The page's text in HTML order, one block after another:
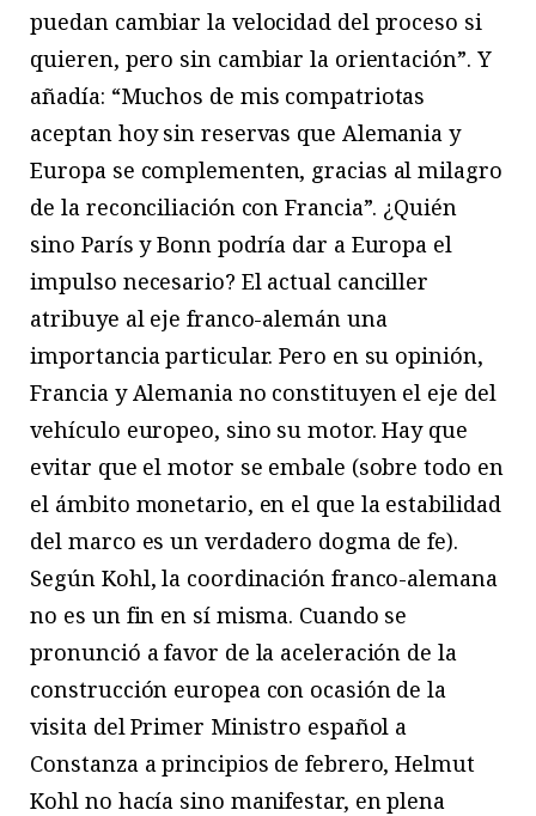
puedan cambiar la velocidad del proceso si
quieren, pero sin cambiar la orientación”. Y
añadía: “Muchos de mis compatriotas
aceptan hoy sin reservas que Alemania y
Europa se complementen, gracias al milagro
de la reconciliación con Francia”. ¿Quién
sino París y Bonn podría dar a Europa el
impulso necesario? El actual canciller
atribuye al eje franco-alemán una
importancia particular. Pero en su opinión,
Francia y Alemania no constituyen el eje del
vehículo europeo, sino su motor. Hay que
evitar que el motor se embale (sobre todo en
el ámbito monetario, en el que la estabilidad
del marco es un verdadero dogma de fe).
Según Kohl, la coordinación franco-alemana
no es un fin en sí misma. Cuando se
pronunció a favor de la aceleración de la
construcción europea con ocasión de la
visita del Primer Ministro español a
Constanza a principios de febrero, Helmut
Kohl no hacía sino manifestar, en plena